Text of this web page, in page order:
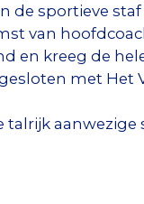
de sportieve
van
en kreeg de
met Het
talrijk